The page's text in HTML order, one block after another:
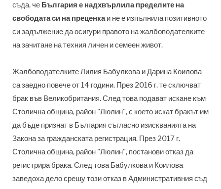
съда, че България е надхвърлила пределите на
свободата си на преценкаи не е изпълнила позитивното
си задължение да осигури правото на жалбоподателките
на зачитане на техния личен и семеен живот.
Жалбоподателките Лилия Бабулкова и Дарина Коилова
са заедно повече от 14 години. През 2016 г. те сключват
брак във Великобритания. След това подават искане към
Столична община, район "Люлин", с което искат бракът им
да бъде признат в България съгласно изискванията на
Закона за гражданската регистрация. През 2017 г.
Столична община, район "Люлин", постанови отказ да
регистрира брака. След товаБабулкова и Коилова
заведоха делосрещу този отказ в Административния съд